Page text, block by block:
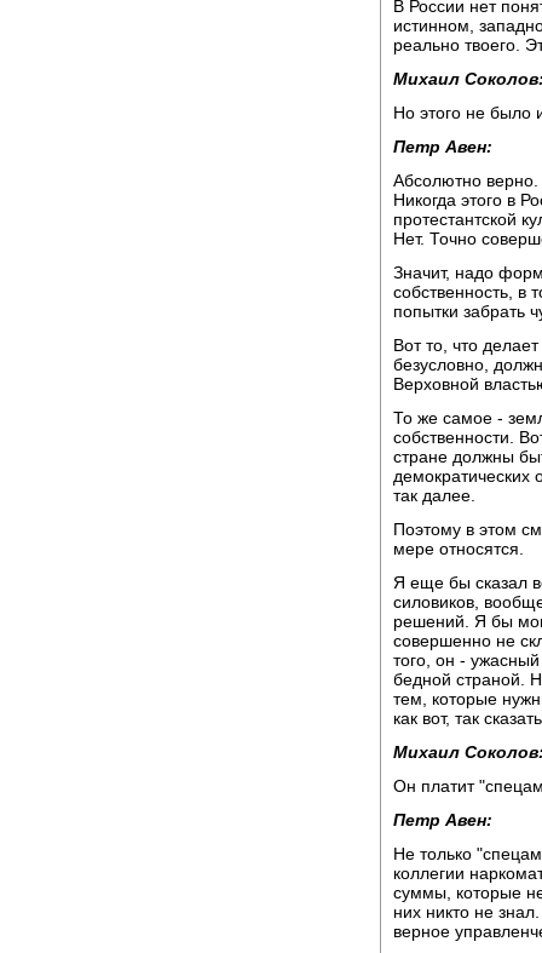
В России нет
истинном,
реально твоего.
Михаил
Но этого не было
Петр Авен:
Абсолютно
Никогда этого в
протестантской
Нет. Точно
Значит, надо
собственность, в
попытки забрать
Вот то, что
безусловно,
Верховной
То же самое -
собственности.
стране должны
демократических
так далее.
Поэтому в этом
мере относятся.
Я еще бы сказал
силовиков,
решений. Я бы
совершенно не
того, он -
бедной страной.
тем, которые
как вот, так
Михаил
Он платит
Петр Авен:
Не только
коллегии
суммы, которые
них никто не
верное